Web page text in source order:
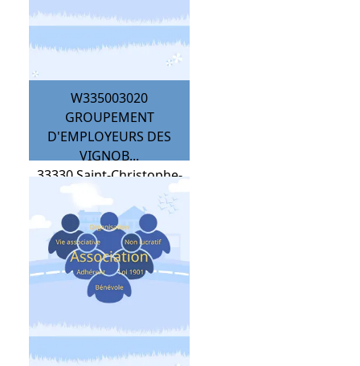
W335003020
GROUPEMENT
D'EMPLOYEURS DES
VIGNOB...
33330Saint-Christophe-